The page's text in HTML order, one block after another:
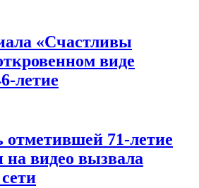
«Счастливы
виде
летие
71-летие
на видео вызвала